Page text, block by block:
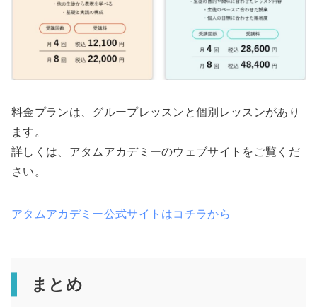
料金プランは、グループレッスンと個別レッスンがあり
ます。
詳しくは、アタムアカデミーのウェブサイトをご覧くだ
さい。
アタムアカデミー公式サイトはコチラから
まとめ